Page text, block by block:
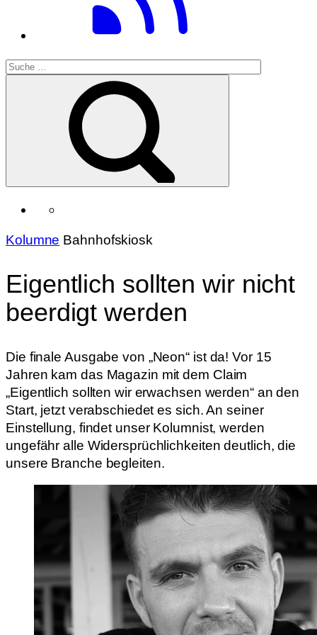
Kolumne Bahnhofskiosk
Eigentlich sollten wir nicht
beerdigt werden
Die finale Ausgabe von „Neon“ ist da! Vor 15
Jahren kam das Magazin mit dem Claim
„Eigentlich sollten wir erwachsen werden“ an den
Start, jetzt verabschiedet es sich. An seiner
Einstellung, findet unser Kolumnist, werden
ungefähr alle Widersprüchlichkeiten deutlich, die
unsere Branche begleiten.